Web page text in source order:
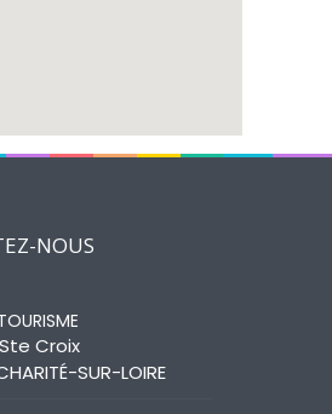
NOUS
Croix
SUR-LOIRE